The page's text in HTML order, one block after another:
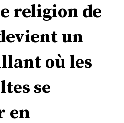
religion de
un
où les
se
en